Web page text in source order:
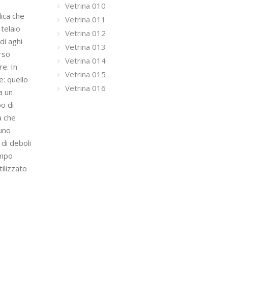
che
aghi
In
quello
un
di
che
deboli
Vetrina 010
Vetrina 011
Vetrina 012
Vetrina 013
Vetrina 014
Vetrina 015
Vetrina 016